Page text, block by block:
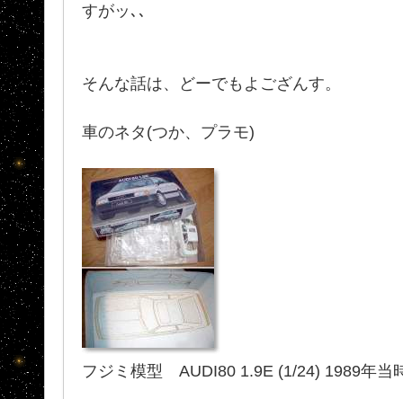
すがッ､､
そんな話は、どーでもよござんす。
車のネタ(つか、プラモ)
フジミ模型 AUDI80 1.9E (1/24) 1989年当